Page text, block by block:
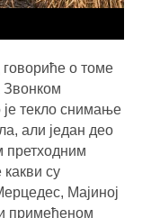
говориће о томе
Звонком
текло снимање
али један део
претходним
су
Мајиној
примећеном